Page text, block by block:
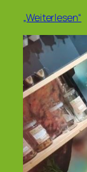
„Weiterlesen“